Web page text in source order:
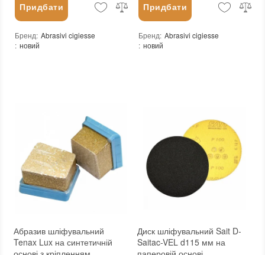
Придбати
Бренд: Abrasivi cigiesse
: новий
Придбати
Бренд: Abrasivi cigiesse
: новий
Абразив шліфувальний
Tenax Lux на синтетичній
Диск шліфувальний Sait D-
Saitac-VEL d115 мм на